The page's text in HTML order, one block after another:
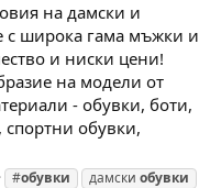
на дамски и
с широка гама мъжки и
и ниски цени!
на модели от
- обувки, боти,
обувки,
#обувки дамски обувки